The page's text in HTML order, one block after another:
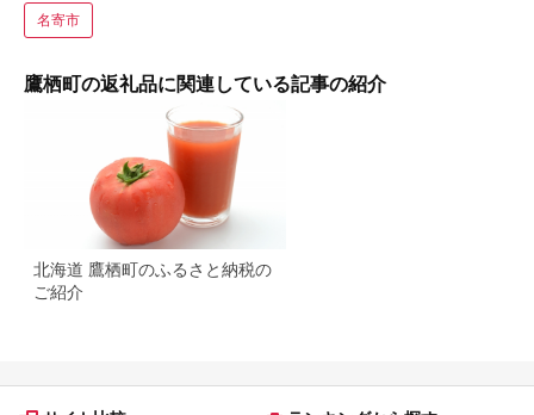
名寄市
鷹栖町の返礼品に関連している記事の紹介
北海道 鷹栖町のふるさと納税の
ご紹介